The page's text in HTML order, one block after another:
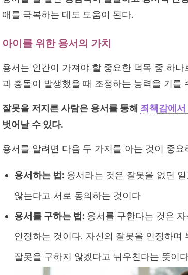
애를 극복하는 데도 도움이 된다.
아이를 위한 용서의 가치
용서는 인간이 가져야 할 중요한 덕목 중 하
과 충돌이 발생했을 때 조정하는 능력을 기를
잘못을 저지른 사람은 용서를 통해 죄책감에
벗어날 수 있다.
용서를 알려면 다음 두 가지를 아는 것이 중요
용서하는 법: 용서라는 것은 잘못을 없던
않는다고 서로 동의하는 것이다
용서를 구하는 법: 용서를 구한다는 것은
인정하는 것이다. 자신의 잘못을 인정하며
잘못을 구하지 않겠다고 뉘우친다는 뜻이